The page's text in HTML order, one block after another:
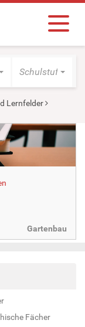
Schulstufe
Lernfelder
Gartenbau
Fächer